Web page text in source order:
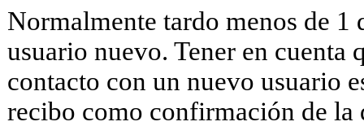
Normalmente tardo menos de 1
usuario nuevo. Tener en cuenta
contacto con un nuevo usuario
recibo como confirmación de la